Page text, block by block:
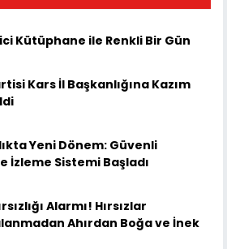
Kütüphane ile Renkli Bir Gün
Kars İl Başkanlığına Kazım
Yeni Dönem: Güvenli
İzleme Sistemi Başladı
Alarmı! Hırsızlar
Ahırdan Boğa ve İnek